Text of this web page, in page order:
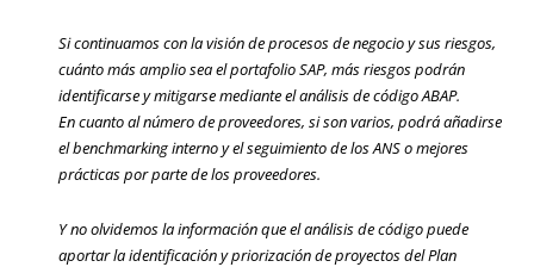
Si continuamos con la visión de procesos de negocio y sus riesgos,
cuánto más amplio sea el portafolio SAP, más riesgos podrán
identificarse y mitigarse mediante el análisis de código ABAP.
En cuanto al número de proveedores, si son varios, podrá añadirse
el benchmarking interno y el seguimiento de los ANS o mejores
prácticas por parte de los proveedores.
Y no olvidemos la información que el análisis de código puede
aportar la identificación y priorización de proyectos del Plan